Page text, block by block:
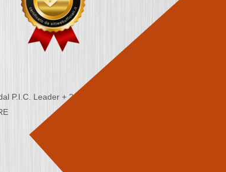
P.I.C. Leader + 2000/2006 - Programma